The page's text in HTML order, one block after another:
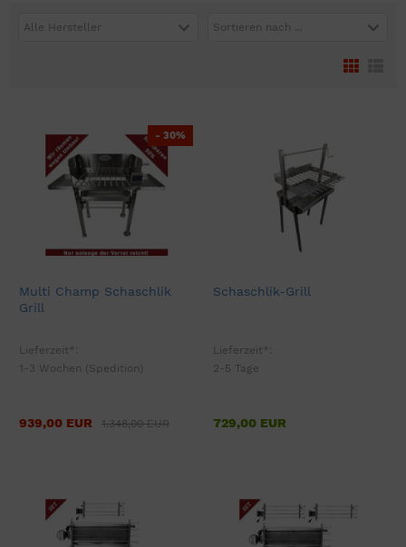
Alle Hersteller Sortieren nach ...
Multi Champ Schaschlik
Grill
Lieferzeit*:
1-3 Wochen (Spedition)
939,00 EUR 1.348,00 EUR
- 30%
Schaschlik-Grill
Lieferzeit*:
2-5 Tage
729,00 EUR